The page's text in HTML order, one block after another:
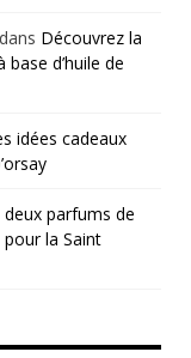
dans Découvrez la
d’huile de
idées cadeaux
parfums de
la Saint